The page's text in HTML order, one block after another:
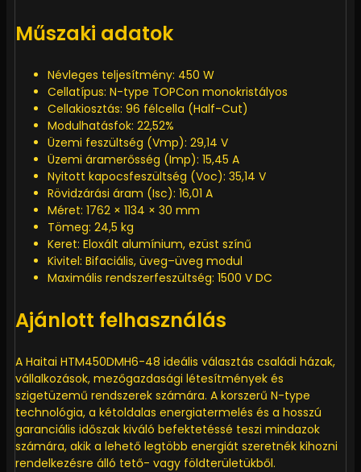
Műszaki adatok
Névleges teljesítmény: 450 W
Cellatípus: N-type TOPCon monokristályos
Cellakiosztás: 96 félcella (Half-Cut)
Modulhatásfok: 22,52%
Üzemi feszültség (Vmp): 29,14 V
Üzemi áramerősség (Imp): 15,45 A
Nyitott kapocsfeszültség (Voc): 35,14 V
Rövidzárási áram (Isc): 16,01 A
Méret: 1762 × 1134 × 30 mm
Tömeg: 24,5 kg
Keret: Eloxált alumínium, ezüst színű
Kivitel: Bifaciális, üveg–üveg modul
Maximális rendszerfeszültség: 1500 V DC
Ajánlott felhasználás
A Haitai HTM450DMH6-48 ideális választás családi házak,
vállalkozások, mezőgazdasági létesítmények és
szigetüzemű rendszerek számára. A korszerű N-type
technológia, a kétoldalas energiatermelés és a hosszú
garanciális időszak kiváló befektetéssé teszi mindazok
számára, akik a lehető legtöbb energiát szeretnék kihozni
rendelkezésre álló tető- vagy földterületükből.